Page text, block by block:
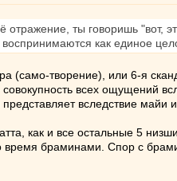
отражение, ты говоришь "вот,
как единое
(само-творение), или 6-я
всех ощущений
вследствие майи и
как и все остальные 5
время браминами. Спор с